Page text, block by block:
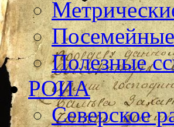
Полезные
РОИА
Северское